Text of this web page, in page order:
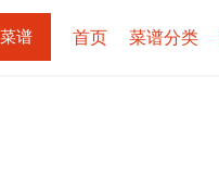
首页 菜谱分类